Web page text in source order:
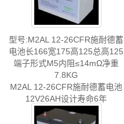
型号:M2AL 12-26CFR施耐德蓄
电池长166宽175高125总高125
端子形式M5内阻≤14mΩ净重
7.8KG
M2AL 12-26CFR施耐德蓄电池
12V26AH设计寿命6年